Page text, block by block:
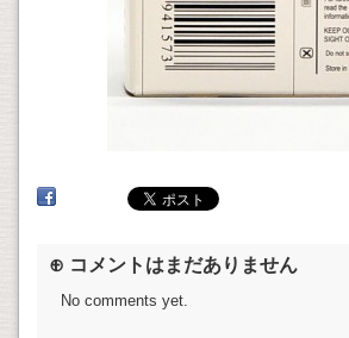
⊕ コメントはまだありません
No comments yet.